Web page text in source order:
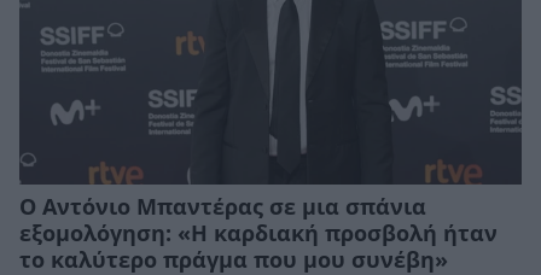
Ο Αντόνιο Μπαντέρας σε μια σπάνια
εξομολόγηση: «Η καρδιακή προσβολή ήταν
το καλύτερο πράγμα που μου συνέβη»